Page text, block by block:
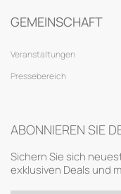
GEMEINSCHAFT
Veranstaltungen
Pressebereich
ABONNIEREN SIE
Sichern Sie sich
exklusiven Deals und